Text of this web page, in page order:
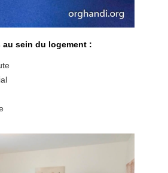
sein du logement :